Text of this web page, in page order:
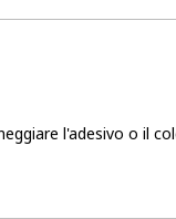
l'adesivo o il